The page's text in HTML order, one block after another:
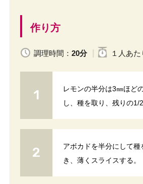
作り方
調理時間： 20分 １人 あた
レモンの半分は3㎜ほど
し、種を取り、残りの1/
アボカドを半分にして
き、薄くスライスする。